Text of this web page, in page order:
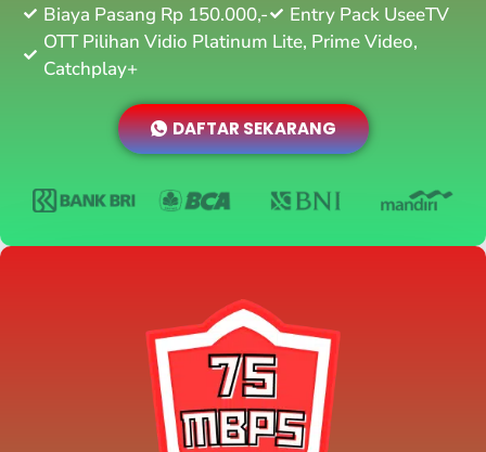
Biaya Pasang Rp 150.000,-
Entry Pack UseeTV
OTT Pilihan Vidio Platinum Lite, Prime Video,
Catchplay+
DAFTAR SEKARANG